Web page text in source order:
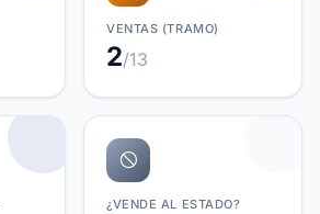
VENTAS (TRAMO)
2/13
¿VENDE AL ESTADO?